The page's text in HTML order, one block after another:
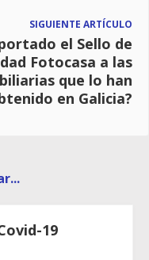
SIGUIENTE ARTÍCULO
el Sello de
Fotocasa a las
que lo han
en Galicia?
19